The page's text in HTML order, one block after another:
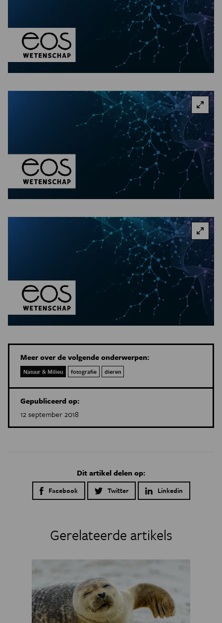
Meer over de volgende onderwerpen:
Natuur & Milieu fotografie dieren
Gepubliceerd op:
12 september 2018
Dit artikel delen op:
Facebook Twitter Linkedin
Gerelateerde artikels